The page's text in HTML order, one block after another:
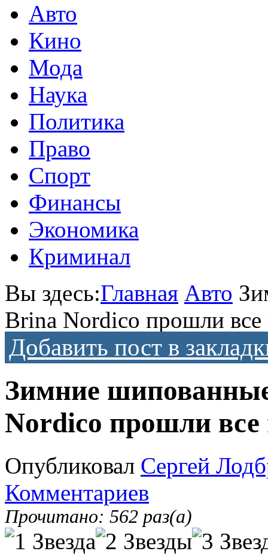
Авто
Кино
Мода
Наука
Политика
Право
Спорт
Финансы
Экономика
Криминал
Вы здесь:Главная Авто
Brina Nordico прошли все
Добавить пост в
Зимние
Nordico прошли
Опубликовал Сергей
Комментариев
Прочитано: 562 раз(а)